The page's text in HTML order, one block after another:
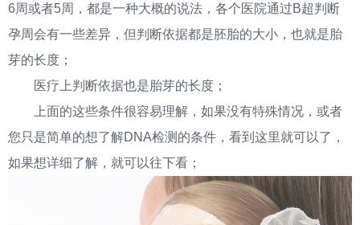
6周或者5周，都是一种大概的说法，各个医院通过B超判断
孕周会有一些差异，但判断依据都是胚胎的大小，也就是胎
芽的长度；
医疗上判断依据也是胎芽的长度；
上面的这些条件很容易理解，如果没有特殊情况，或者
您只是简单的想了解DNA检测的条件，看到这里就可以了，
如果想详细了解，就可以往下看；